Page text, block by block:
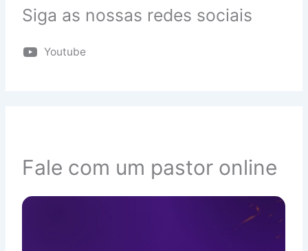
Siga as nossas redes sociais
Youtube
Fale com um pastor online